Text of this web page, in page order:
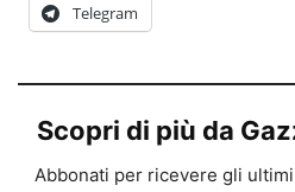
Telegram
Scopri di più da
Abbonati per ricevere gli